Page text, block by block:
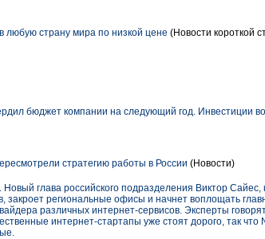
любую страну мира по низкой цене (Новости короткой
бюджет компании на следующий год. Инвестиции
стратегию работы в России (Новости)
глава российского подразделения Виктор Сайес,
закроет региональные офисы и начнет воплощать
различных интернет-сервисов. Эксперты
интернет-стартапы уже стоят дорого, так что